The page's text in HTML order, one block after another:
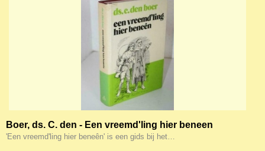
Boer, ds. C. den - Een vreemd'ling hier beneen
'Een vreemd'ling hier beneên' is een gids bij het…